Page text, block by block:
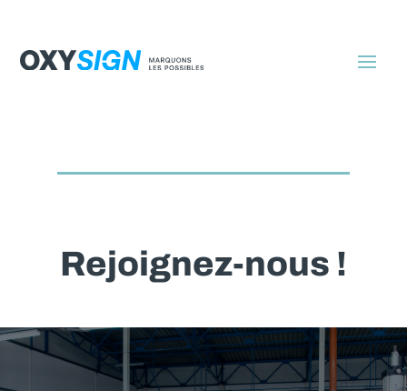
Rejoignez-nous !